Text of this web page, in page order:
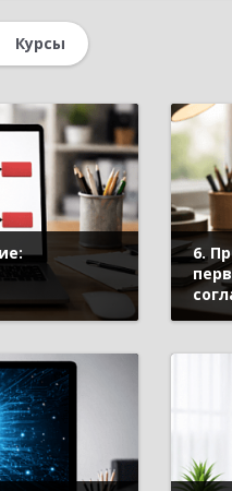
Отчетность
Курсы
6.